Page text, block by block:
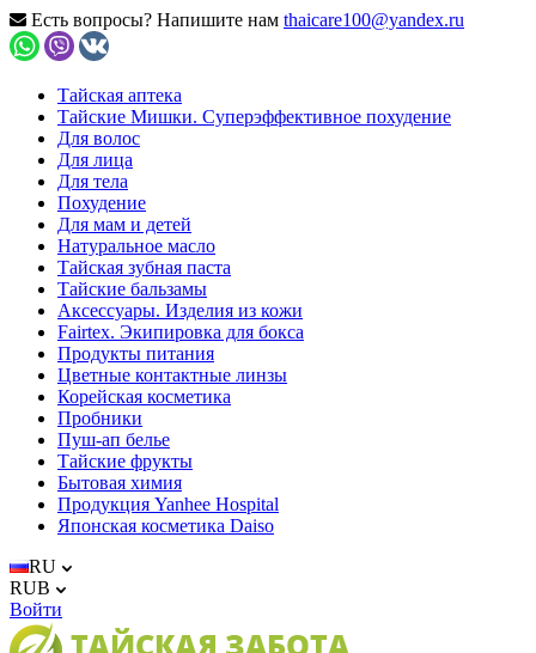
Есть вопросы? Напишите нам thaicare100@yandex.ru
Тайская аптека
Тайские Мишки. Суперэффективное похудение
Для волос
Для лица
Для тела
Похудение
Для мам и детей
Натуральное масло
Тайская зубная паста
Тайские бальзамы
Аксессуары. Изделия из кожи
Fairtex. Экипировка для бокса
Продукты питания
Цветные контактные линзы
Корейская косметика
Пробники
Пуш-ап белье
Тайские фрукты
Бытовая химия
Продукция Yanhee Hospital
Японская косметика Daiso
RU
RUB
Войти